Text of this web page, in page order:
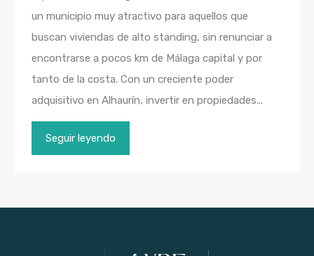
un municipio muy atractivo para aquellos que
buscan viviendas de alto standing, sin renunciar a
encontrarse a pocos km de Málaga capital y por
tanto de la costa. Con un creciente poder
adquisitivo en Alhaurín, invertir en propiedades...
Seguir leyendo